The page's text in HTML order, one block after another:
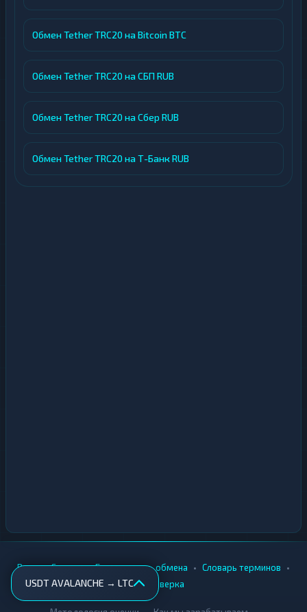
Обмен Tether TRC20 на Bitcoin BTC
Обмен Tether TRC20 на СБП RUB
Обмен Tether TRC20 на Сбер RUB
Обмен Tether TRC20 на Т-Банк RUB
USDT AVALANCHE → LTC
Вики • Города • Безопасность обмена • Словарь терминов •
AML-проверка